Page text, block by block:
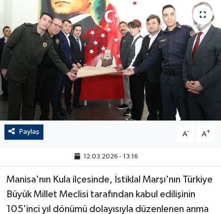
Paylaş A- A+
12.03.2026 - 13:16
Manisa'nın Kula ilçesinde, İstiklal Marşı'nın Türkiye
Büyük Millet Meclisi tarafından kabul edilişinin
105'inci yıl dönümü dolayısıyla düzenlenen anma